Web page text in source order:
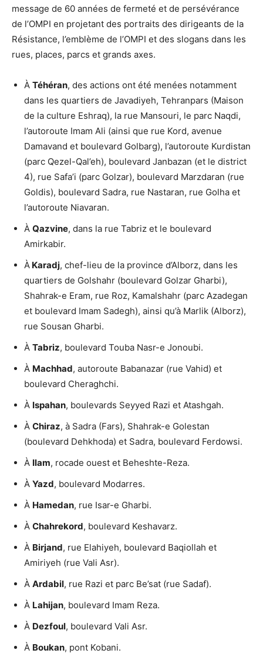
message de 60 années de fermeté et de persévérance
de l’OMPI en projetant des portraits des dirigeants de la
Résistance, l’emblème de l’OMPI et des slogans dans les
rues, places, parcs et grands axes.
À Téhéran, des actions ont été menées notamment
dans les quartiers de Javadiyeh, Tehranpars (Maison
de la culture Eshraq), la rue Mansouri, le parc Naqdi,
l’autoroute Imam Ali (ainsi que rue Kord, avenue
Damavand et boulevard Golbarg), l’autoroute Kurdistan
(parc Qezel-Qal’eh), boulevard Janbazan (et le district
4), rue Safa’i (parc Golzar), boulevard Marzdaran (rue
Goldis), boulevard Sadra, rue Nastaran, rue Golha et
l’autoroute Niavaran.
À Qazvine, dans la rue Tabriz et le boulevard
Amirkabir.
À Karadj, chef-lieu de la province d’Alborz, dans les
quartiers de Golshahr (boulevard Golzar Gharbi),
Shahrak-e Eram, rue Roz, Kamalshahr (parc Azadegan
et boulevard Imam Sadegh), ainsi qu’à Marlik (Alborz),
rue Sousan Gharbi.
À Tabriz, boulevard Touba Nasr-e Jonoubi.
À Machhad, autoroute Babanazar (rue Vahid) et
boulevard Cheraghchi.
À Ispahan, boulevards Seyyed Razi et Atashgah.
À Chiraz, à Sadra (Fars), Shahrak-e Golestan
(boulevard Dehkhoda) et Sadra, boulevard Ferdowsi.
À Ilam, rocade ouest et Beheshte-Reza.
À Yazd, boulevard Modarres.
À Hamedan, rue Isar-e Gharbi.
À Chahrekord, boulevard Keshavarz.
À Birjand, rue Elahiyeh, boulevard Baqiollah et
Amiriyeh (rue Vali Asr).
À Ardabil, rue Razi et parc Be’sat (rue Sadaf).
À Lahijan, boulevard Imam Reza.
À Dezfoul, boulevard Vali Asr.
À Boukan, pont Kobani.